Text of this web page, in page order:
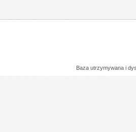
Baza utrzymywana i